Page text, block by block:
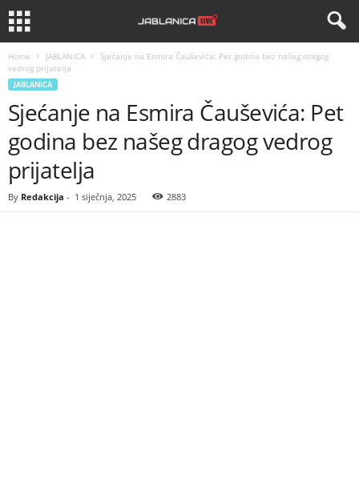
Home JABLANICA
Sjećanje na Esmira Čauševića: Pet godina bez našeg dragog
vedrog prijatelja
JABLANICA
Sjećanje na Esmira Čauševića: Pet
godina bez našeg dragog vedrog
prijatelja
By Redakcija - 1 siječnja, 2025 2883